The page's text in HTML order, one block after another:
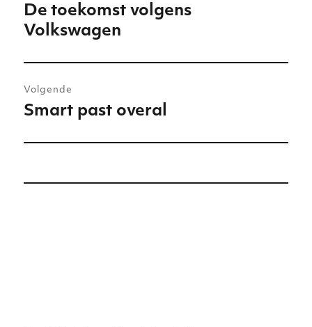
Vorig
bericht:
De toekomst volgens
Volkswagen
Volgende
Volgend
Smart past overal